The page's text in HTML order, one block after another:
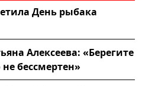
День рыбака
Алексеева: «Берегите
бессмертен»